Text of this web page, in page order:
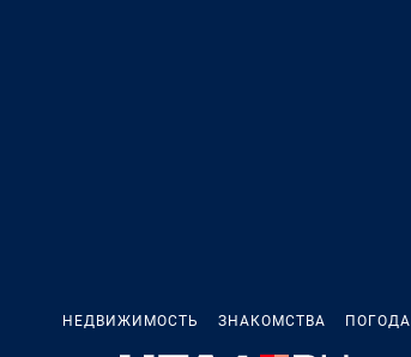
НЕДВИЖИМОСТЬ ЗНАКОМСТВА ПОГОДА